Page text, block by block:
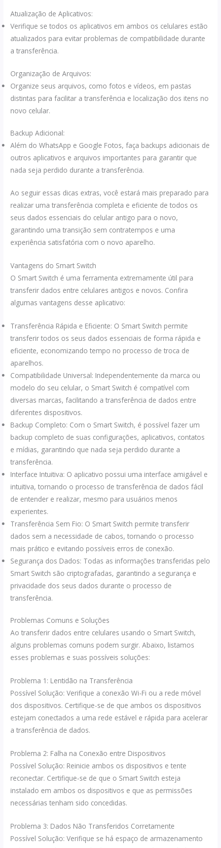
Atualização de Aplicativos:
Verifique se todos os aplicativos em ambos os celulares estão
atualizados para evitar problemas de compatibilidade durante
a transferência.
Organização de Arquivos:
Organize seus arquivos, como fotos e vídeos, em pastas
distintas para facilitar a transferência e localização dos itens no
novo celular.
Backup Adicional:
Além do WhatsApp e Google Fotos, faça backups adicionais de
outros aplicativos e arquivos importantes para garantir que
nada seja perdido durante a transferência.
Ao seguir essas dicas extras, você estará mais preparado para
realizar uma transferência completa e eficiente de todos os
seus dados essenciais do celular antigo para o novo,
garantindo uma transição sem contratempos e uma
experiência satisfatória com o novo aparelho.
Vantagens do Smart Switch
O Smart Switch é uma ferramenta extremamente útil para
transferir dados entre celulares antigos e novos. Confira
algumas vantagens desse aplicativo:
Transferência Rápida e Eficiente: O Smart Switch permite
transferir todos os seus dados essenciais de forma rápida e
eficiente, economizando tempo no processo de troca de
aparelhos.
Compatibilidade Universal: Independentemente da marca ou
modelo do seu celular, o Smart Switch é compatível com
diversas marcas, facilitando a transferência de dados entre
diferentes dispositivos.
Backup Completo: Com o Smart Switch, é possível fazer um
backup completo de suas configurações, aplicativos, contatos
e mídias, garantindo que nada seja perdido durante a
transferência.
Interface Intuitiva: O aplicativo possui uma interface amigável e
intuitiva, tornando o processo de transferência de dados fácil
de entender e realizar, mesmo para usuários menos
experientes.
Transferência Sem Fio: O Smart Switch permite transferir
dados sem a necessidade de cabos, tornando o processo
mais prático e evitando possíveis erros de conexão.
Segurança dos Dados: Todas as informações transferidas pelo
Smart Switch são criptografadas, garantindo a segurança e
privacidade dos seus dados durante o processo de
transferência.
Problemas Comuns e Soluções
Ao transferir dados entre celulares usando o Smart Switch,
alguns problemas comuns podem surgir. Abaixo, listamos
esses problemas e suas possíveis soluções:
Problema 1: Lentidão na Transferência
Possível Solução: Verifique a conexão Wi-Fi ou a rede móvel
dos dispositivos. Certifique-se de que ambos os dispositivos
estejam conectados a uma rede estável e rápida para acelerar
a transferência de dados.
Problema 2: Falha na Conexão entre Dispositivos
Possível Solução: Reinicie ambos os dispositivos e tente
reconectar. Certifique-se de que o Smart Switch esteja
instalado em ambos os dispositivos e que as permissões
necessárias tenham sido concedidas.
Problema 3: Dados Não Transferidos Corretamente
Possível Solução: Verifique se há espaço de armazenamento